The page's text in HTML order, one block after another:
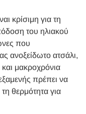
κρίσιμη για τη
του ηλιακού
που
ανοξείδωτο ατσάλι,
μακροχρόνια
πρέπει να
θερμότητα για